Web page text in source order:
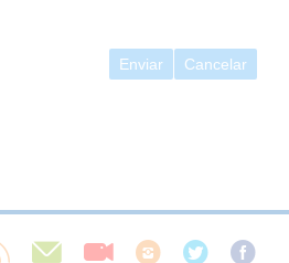
Enviar Cancelar